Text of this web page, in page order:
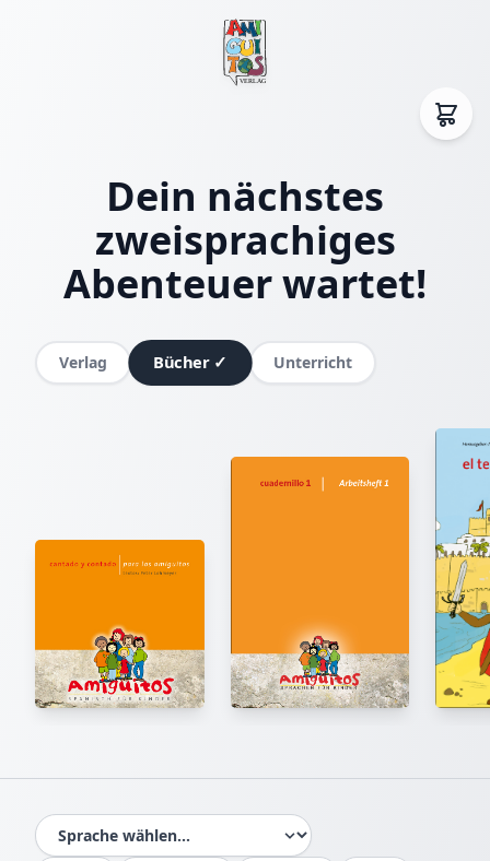
Dein nächstes
zweisprachiges
Abenteuer wartet!
Verlag Bücher ✓ Unterricht